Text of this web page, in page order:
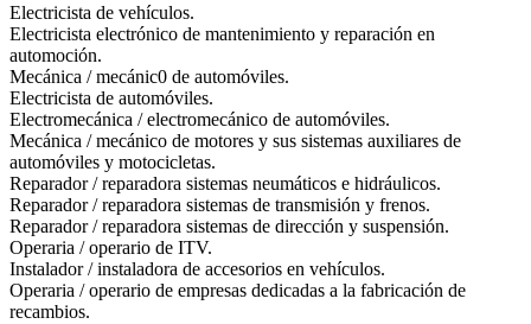
Electricista de vehículos.
Electricista electrónico de mantenimiento y reparación en
automoción.
Mecánica / mecánic0 de automóviles.
Electricista de automóviles.
Electromecánica / electromecánico de automóviles.
Mecánica / mecánico de motores y sus sistemas auxiliares de
automóviles y motocicletas.
Reparador / reparadora sistemas neumáticos e hidráulicos.
Reparador / reparadora sistemas de transmisión y frenos.
Reparador / reparadora sistemas de dirección y suspensión.
Operaria / operario de ITV.
Instalador / instaladora de accesorios en vehículos.
Operaria / operario de empresas dedicadas a la fabricación de
recambios.